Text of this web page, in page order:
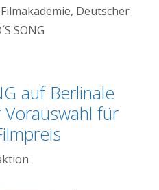
, Deutscher
SONG
auf Berlinale
für